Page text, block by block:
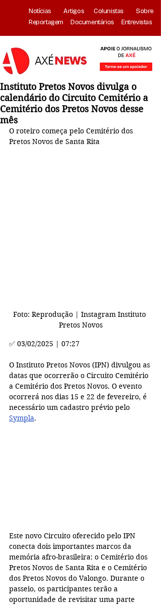
Notícias Artigos Colunistas
Sobre
Reportagem
Documentários Entrevistas
Instituto Pretos Novos divulga o
calendário do Circuito Cemitério a
Cemitério dos Pretos Novos desse
mês
O roteiro começa pelo Cemitério dos
Pretos Novos de Santa Rita
Foto: Reprodução | Instagram Instituto
Pretos Novos
✅ 03/02/2025 | 07:27
O Instituto Pretos Novos (IPN) divulgou as
datas que ocorrerão o Circuito Cemitério
a Cemitério dos Pretos Novos. O evento
ocorrerá nos dias 15 e 22 de fevereiro, é
necessário um cadastro prévio pelo
Sympla.
Este novo Circuito oferecido pelo IPN
conecta dois importantes marcos da
memória afro-brasileira: o Cemitério dos
Pretos Novos de Santa Rita e o Cemitério
dos Pretos Novos do Valongo. Durante o
passeio, os participantes terão a
oportunidade de revisitar uma parte